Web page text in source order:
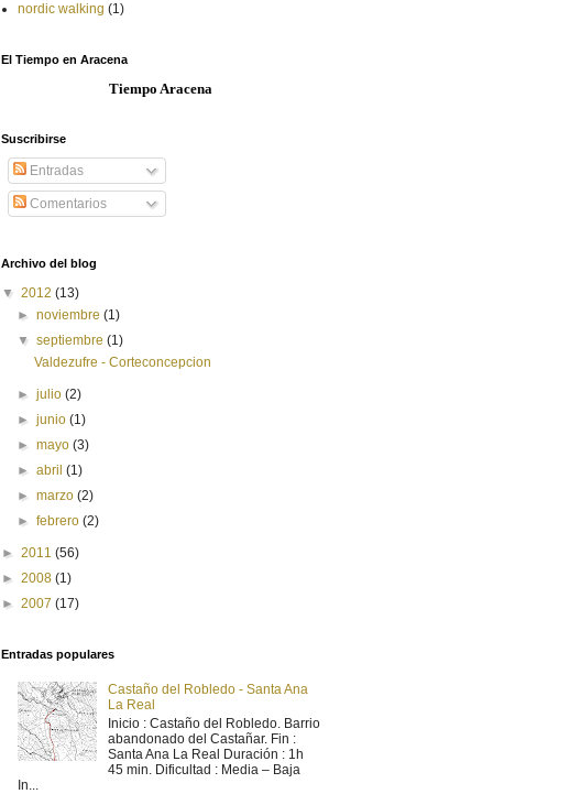
nordic walking (1)
El Tiempo en Aracena
Tiempo Aracena
Suscribirse
Entradas
Comentarios
Archivo del blog
▼ 2012 (13)
►noviembre(1)
▼septiembre(1)
Valdezufre - Corteconcepcion
►julio(2)
►junio(1)
►mayo(3)
►abril(1)
►marzo(2)
►febrero(2)
► 2011 (56)
► 2008 (1)
► 2007 (17)
Entradas populares
Castaño del Robledo - Santa Ana
La Real
Inicio : Castaño del Robledo. Barrio
abandonado del Castañar. Fin :
Santa Ana La Real Duración : 1h
45 min. Dificultad : Media – Baja
In...